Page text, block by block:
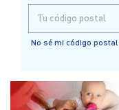
Entregas para el CP:
No sé mi código postal